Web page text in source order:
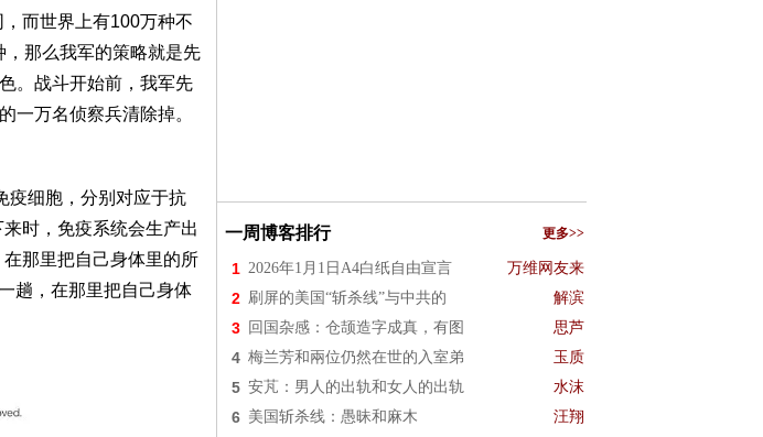
而世界上有100万种不
那么我军的策略就是先
。战斗开始前，我军先
一万名侦察兵清除掉。
疫细胞，分别对应于抗
时，免疫系统会生产出
那里把自己身体里的所
趟，在那里把自己身体
一周博客排行 更多>>
1 2026年1月1日A4白纸自由宣言 万维网友来
2 刷屏的美国“斩杀线”与中共的 解滨
3 回国杂感：仓颉造字成真，有图 思芦
4 梅兰芳和兩位仍然在世的入室弟 玉质
5 安芃：男人的出轨和女人的出轨 水沫
6 美国斩杀线：愚昧和麻木 汪翔